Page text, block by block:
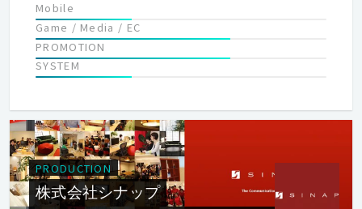
Mobile
Game / Media / EC
PROMOTION
SYSTEM
PRODUCTION
株式会社シナップ